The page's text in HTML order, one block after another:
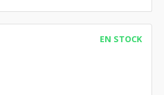
EN STOCK